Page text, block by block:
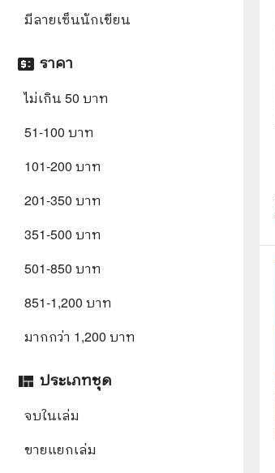
มีลายเซ็นนักเขียน
price_change ราคา
ไม่เกิน 50 บาท
51-100 บาท
101-200 บาท
201-350 บาท
351-500 บาท
501-850 บาท
851-1,200 บาท
มากกว่า 1,200 บาท
view_quilt ประเภทชุด
จบในเล่ม
ขายแยกเล่ม
👩‍🦳 นิยายไทยรุ่นเก่า
🏰 วรรณกรรมเยาวชน
🦄 แฟนตาซี
🛸 ไซไฟ วิทยาศาสตร์
🌟 นิยายไลท์โนเวล
🏺 อิงประวัติศาสตร์
🏮 นิยายจีน